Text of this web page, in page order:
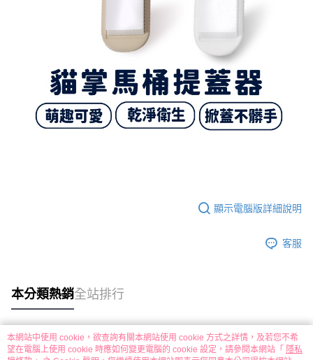
顯示電腦版詳細說明
客服
本分類熱銷全站排行
熱門標籤
本網站中使用 cookie，欲查詢有關本網站使用 cookie 方式之詳情，及若您不希
望在電腦上使用 cookie 時應如何變更電腦的 cookie 設定，請參閱本網站「 隱私